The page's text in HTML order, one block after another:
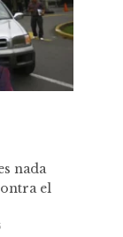
nada
el